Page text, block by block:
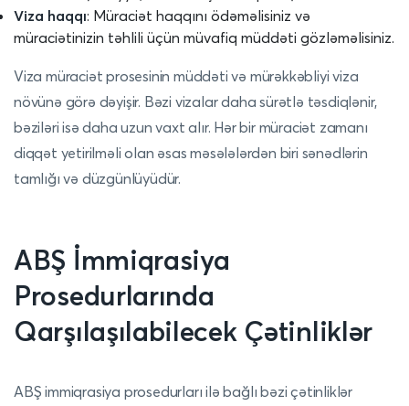
Viza haqqı: Müraciət haqqını ödəməlisiniz və
müraciətinizin təhlili üçün müvafiq müddəti gözləməlisiniz.
Viza müraciət prosesinin müddəti və mürəkkəbliyi viza
növünə görə dəyişir. Bəzi vizalar daha sürətlə təsdiqlənir,
bəziləri isə daha uzun vaxt alır. Hər bir müraciət zamanı
diqqət yetirilməli olan əsas məsələlərdən biri sənədlərin
tamlığı və düzgünlüyüdür.
ABŞ İmmiqrasiya
Prosedurlarında
Qarşılaşılabilecek Çətinliklər
ABŞ immiqrasiya prosedurları ilə bağlı bəzi çətinliklər